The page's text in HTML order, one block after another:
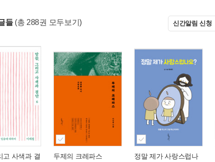
들 (총 288권 모두보기) 신간알림 신청
고 사색과 결
두제의 크레파스
정말 제가 사랑스럽나